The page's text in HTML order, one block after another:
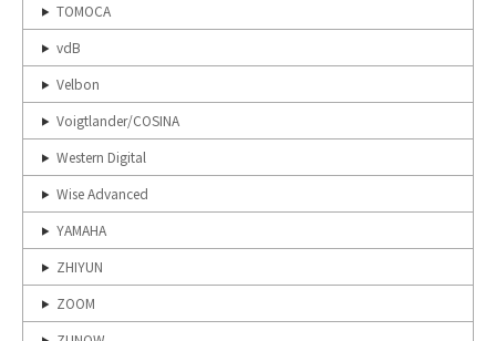
TOMOCA
vdB
Velbon
Voigtlander/COSINA
Western Digital
Wise Advanced
YAMAHA
ZHIYUN
ZOOM